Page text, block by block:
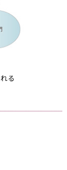
る